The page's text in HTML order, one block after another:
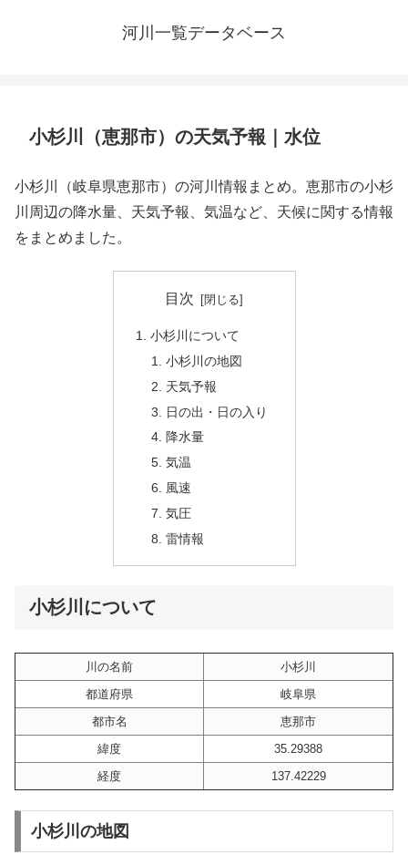
河川一覧データベース
小杉川（恵那市）の天気予報｜水位
小杉川（岐阜県恵那市）の河川情報まとめ。恵那市の小杉
川周辺の降水量、天気予報、気温など、天候に関する情報
をまとめました。
目次
小杉川について
小杉川の地図
天気予報
日の出・日の入り
降水量
気温
風速
気圧
雷情報
小杉川について
川の名前
小杉川
都道府県
岐阜県
都市名
恵那市
緯度
35.29388
経度
137.42229
小杉川の地図